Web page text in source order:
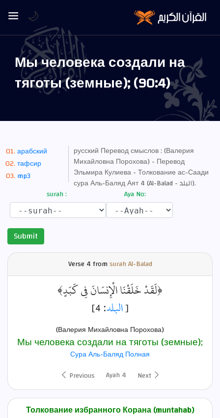
Мы человека создали на
тяготы (земные); (90:4)
арабский
тафсир
mp3
русский Перевод смыслов : (Валерия
Михайловна Порохова) - Перевод
Эльмира Кулиева - Толкование ас-Саади
сура Аль-Баляд Аят 4 (Al-Balad - البلد).
surah :
Aya No:
Submit
Verse 4 fromsurah Al-Balad
﴿لَقَدْ خَلَقْنَا الْإِنسَانَ فِي كَبَدٍ﴾
[البلد: 4]
(Валерия Михайловна Порохова)
Мы человека создали на тяготы (земные);
Сура Аль-Баляд Полная
Previous
Ayah 4 Next
Толкование избранного Корана (muntahab)
🌙